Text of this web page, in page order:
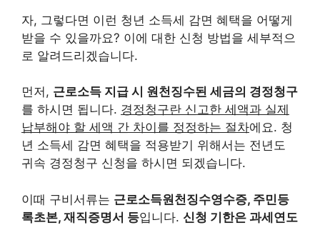
자, 그렇다면 이런 청년 소득세 감면 혜택을 어떻게
받을 수 있을까요? 이에 대한 신청 방법을 세부적으
로 알려드리겠습니다.
먼저, 근로소득 지급 시 원천징수된 세금의 경정청구
를 하시면 됩니다. 경정청구란 신고한 세액과 실제
납부해야 할 세액 간 차이를 정정하는 절차에요. 청
년 소득세 감면 혜택을 적용받기 위해서는 전년도
귀속 경정청구 신청을 하시면 되겠습니다.
이때 구비서류는 근로소득원천징수영수증, 주민등
록초본, 재직증명서 등입니다. 신청 기한은 과세연도